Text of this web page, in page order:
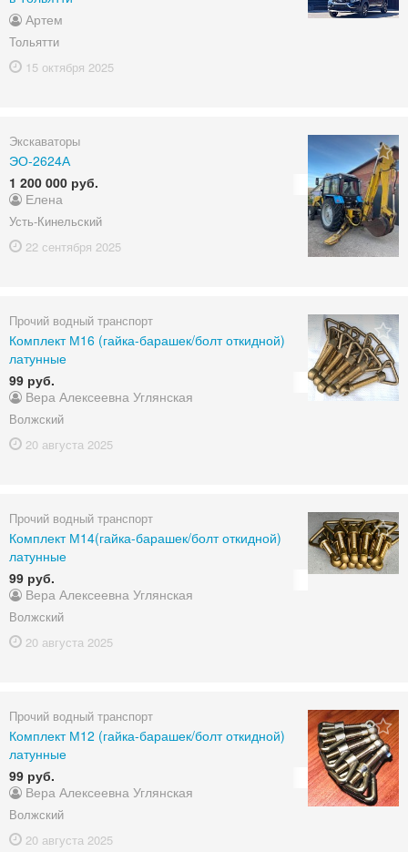
Артем
Тольятти
15 октября 2025
Экскаваторы
ЭО-2624А
1 200 000 руб.
Елена
Усть-Кинельский
22 сентября 2025
Прочий водный транспорт
Комплект М16 (гайка-барашек/болт откидной)
латунные
99 руб.
Вера Алексеевна Углянская
Волжский
20 августа 2025
Прочий водный транспорт
Комплект М14(гайка-барашек/болт откидной)
латунные
99 руб.
Вера Алексеевна Углянская
Волжский
20 августа 2025
Прочий водный транспорт
Комплект М12 (гайка-барашек/болт откидной)
латунные
99 руб.
Вера Алексеевна Углянская
Волжский
20 августа 2025